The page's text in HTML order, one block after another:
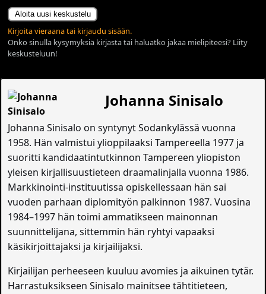
Aloita uusi keskustelu
Kirjoita vieraana tai kirjaudu sisään.
Onko sinulla kysymyksiä kirjasta tai haluatko jakaa mielipiteesi? Liity
keskusteluun!
Johanna Sinisalo
Johanna Sinisalo on syntynyt Sodankylässä vuonna
1958. Hän valmistui ylioppilaaksi Tampereella 1977 ja
suoritti kandidaatintutkinnon Tampereen yliopiston
yleisen kirjallisuustieteen draamalinjalla vuonna 1986.
Markkinointi-instituutissa opiskellessaan hän sai
vuoden parhaan diplomityön palkinnon 1987. Vuosina
1984–1997 hän toimi ammatikseen mainonnan
suunnittelijana, sittemmin hän ryhtyi vapaaksi
käsikirjoittajaksi ja kirjailijaksi.
Kirjailijan perheeseen kuuluu avomies ja aikuinen tytär.
Harrastuksikseen Sinisalo mainitsee tähtitieteen,